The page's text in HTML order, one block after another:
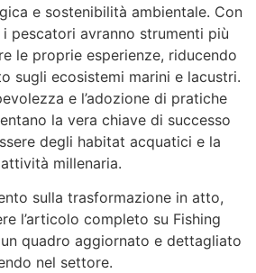
e sostenibilità ambientale. Con
pescatori avranno strumenti più
le proprie esperienze, riducendo
sugli ecosistemi marini e lacustri.
e l’adozione di pratiche
la vera chiave di successo
degli habitat acquatici e la
millenaria.
sulla trasformazione in atto,
l’articolo completo su Fishing
quadro aggiornato e dettagliato
nel settore.